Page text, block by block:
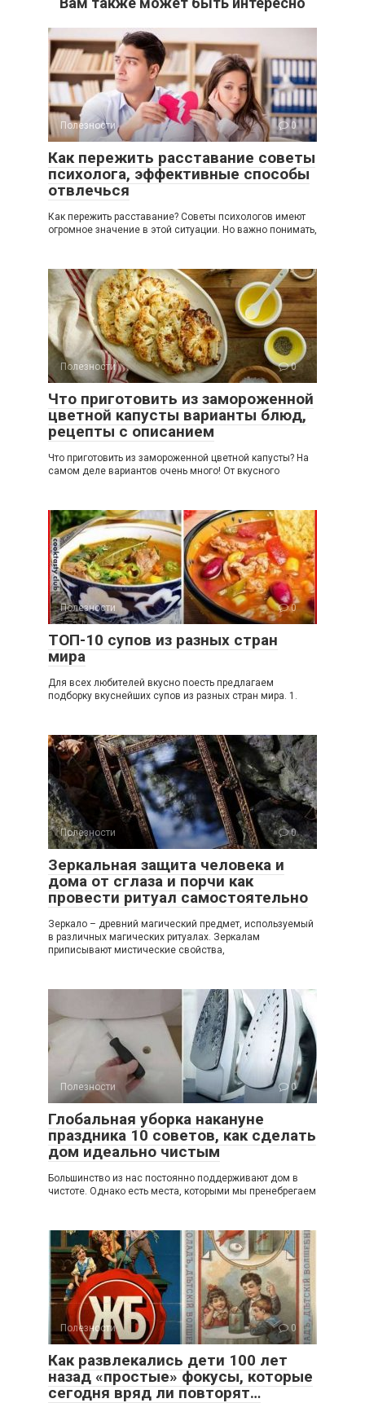
Полезности 0
Как пережить расставание советы
психолога, эффективные способы
отвлечься
Как пережить расставание? Советы психологов имеют
огромное значение в этой ситуации. Но важно понимать,
Полезности 0
Что приготовить из замороженной
цветной капусты варианты блюд,
рецепты с описанием
Что приготовить из замороженной цветной капусты? На
самом деле вариантов очень много! От вкусного
Полезности 0
ТОП-10 супов из разных стран
мира
Для всех любителей вкусно поесть предлагаем
подборку вкуснейших супов из разных стран мира. 1.
Полезности 0
Зеркальная защита человека и
дома от сглаза и порчи как
провести ритуал самостоятельно
Зеркало – древний магический предмет, используемый
в различных магических ритуалах. Зеркалам
приписывают мистические свойства,
Полезности 0
Глобальная уборка накануне
праздника 10 советов, как сделать
дом идеально чистым
Большинство из нас постоянно поддерживают дом в
чистоте. Однако есть места, которыми мы пренебрегаем
Полезности 0
Как развлекались дети 100 лет
назад «простые» фокусы, которые
сегодня вряд ли повторят…